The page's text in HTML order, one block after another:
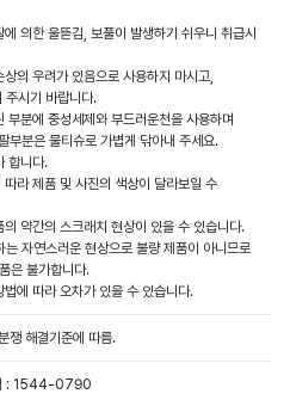
의한 울뜯김, 보풀이 발생하기 쉬우니 취급시
의 우려가 있음으로 사용하지 마시고,
주시기 바랍니다.
부분에 중성세제와 부드러운천을 사용하며
부분은 물티슈로 가볍게 닦아내 주세요.
합니다.
라 제품 및 사진의 색상이 달라보일 수
약간의 스크래치 현상이 있을 수 있습니다.
는 자연스러운 현상으로 불량 제품이 아니므로
은 불가합니다.
에 따라 오차가 있을 수 있습니다.
쟁 해결기준에 따름.
: 1544-0790